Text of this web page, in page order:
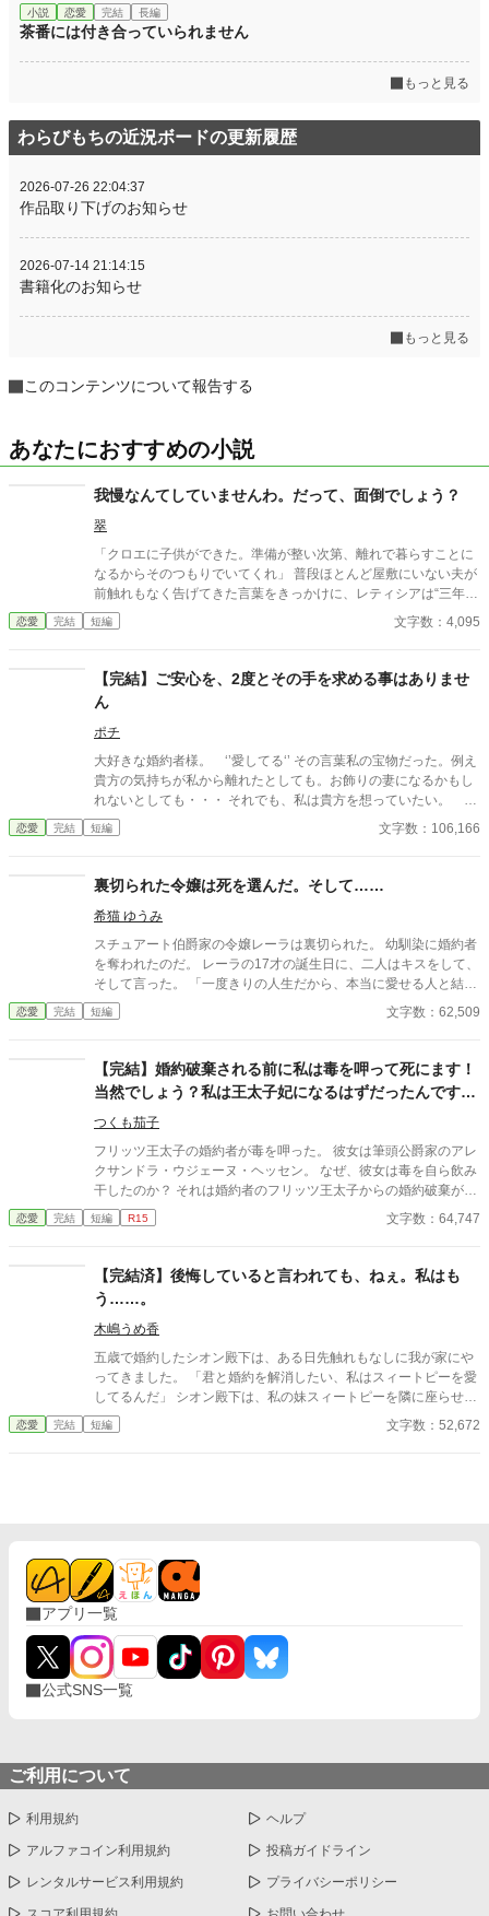
小説 恋愛 完結 長編
茶番には付き合っていられません
もっと見る
わらびもちの近況ボードの更新履歴
2026-07-26 22:04:37
作品取り下げのお知らせ
2026-07-14 21:14:15
書籍化のお知らせ
もっと見る
このコンテンツについて報告する
あなたにおすすめの小説
我慢なんてしていませんわ。だって、面倒でしょう？
翠
「クロエに子供ができた。準備が整い次第、離れで暮らすことに
なるからそのつもりでいてくれ」 普段ほとんど屋敷にいない夫が
前触れもなく告げてきた言葉をきっかけに、レティシアは“三年
間”の契約を終わらせることにした。 赤の他人を屋敷に迎えるこ
とはしない。 不要なものに感情を砕く理由などない。 「だって、
切り捨ててしまいましょう。
恋愛 完結 短編 文字数：4,095
【完結】ご安心を、2度とその手を求める事はありませ
ん
ポチ
大好きな婚約者様。 ‘’愛してる‘’ その言葉私の宝物だった。例え
貴方の気持ちが私から離れたとしても。お飾りの妻になるかもし
れないとしても・・・ それでも、私は貴方を想っていたい。 独
り過ごす刻もそれだけで幸せを感じられた。たった一つの希望
恋愛 完結 短編 文字数：106,166
裏切られた令嬢は死を選んだ。そして……
希猫 ゆうみ
スチュアート伯爵家の令嬢レーラは裏切られた。 幼馴染に婚約者
を奪われたのだ。 レーラの17才の誕生日に、二人はキスをして、
そして言った。 「一度きりの人生だから、本当に愛せる人と結婚
するよ」 「ごめんねレーラ。ロバートを愛してるの」 誕生日に婚
約破棄されたレーラは絶望し、生きる事を諦めてしまう。 けれど
に許しを請い、縋る裏切り者たち。 心を鎖し生きて行かざるを得
ないレーラの前に、一人の求婚者が現れる。 強く気高く冷酷に。
裏切り者たちが落ちぶれていく様を眺めながら、レーラは愛と幸
せを手に入れていく。 ☆完結しました。ありがとうございまし
０、1９:30現在)） （ホットランキング１位～９位～２位ありが
とうございます！(９/６～９)） （ホットランキング１位！？あり
がとうございます！！(９/５、13:20現在)） （ホットランキング
９位ありがとうございます！(９/４、18:30現在)）
恋愛 完結 短編 文字数：62,509
【完結】婚約破棄される前に私は毒を呷って死にます！
当然でしょう？私は王太子妃になるはずだったんですか
ら。どの道、只ではすみません。
つくも茄子
フリッツ王太子の婚約者が毒を呷った。 彼女は筆頭公爵家のアレ
クサンドラ・ウジェーヌ・ヘッセン。 なぜ、彼女は毒を自ら飲み
干したのか？ それは婚約者のフリッツ王太子からの婚約破棄が原
因であった。 恋人の男爵令嬢を正妃にするためにアレクサンドラ
を罠に嵌めようとしたのだ。 その中の一人は、アレクサンドラの
男爵令嬢の味方であった。 婚約者として王家の全てを知るアレク
サンドラは、このまま婚約破棄が成立されればどうなるのかを知
っていた。そして自分がどういう立場なのかも痛いほど理解して
いたのだ。 生死の境から生還したアレクサンドラが目を覚ました
時には、全てが様変わりしていた。国の将来のため、必要な処置
であった。 婚約破棄を宣言した王太子達のその後は、彼らが思い
描いていたバラ色の人生ではなかった。 後悔、悲しみ、憎悪、果
てしない負の連鎖の果てに、彼らが手にしたものとは。 「小説家
になろう」「カクヨム」「ノベルバ」にも投稿しています。
恋愛 完結 短編 R15 文字数：64,747
【完結済】後悔していると言われても、ねぇ。私はも
う……。
木嶋うめ香
五歳で婚約したシオン殿下は、ある日先触れもなしに我が家にや
ってきました。 「君と婚約を解消したい、私はスィートピーを愛
してるんだ」 シオン殿下は、私の妹スィートピーを隣に座らせ、
馬鹿なことを言い始めたのです。 妹はとても愛らしいですから、
殿下が思っても仕方がありません。 でも、それなら側妃でいいの
恋愛 完結 短編 文字数：52,672
アプリ一覧
公式SNS一覧
ご利用について
利用規約 ヘルプ
アルファコイン利用規約 投稿ガイドライン
レンタルサービス利用規約 プライバシーポリシー